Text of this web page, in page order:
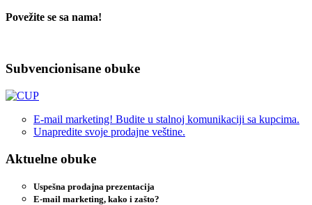
Povežite se sa nama!
Subvencionisane obuke
E-mail marketing! Budite u stalnoj komunikaciji sa kupcima.
Unapredite svoje prodajne veštine.
Aktuelne obuke
Uspešna prodajna prezentacija
E-mail marketing, kako i zašto?